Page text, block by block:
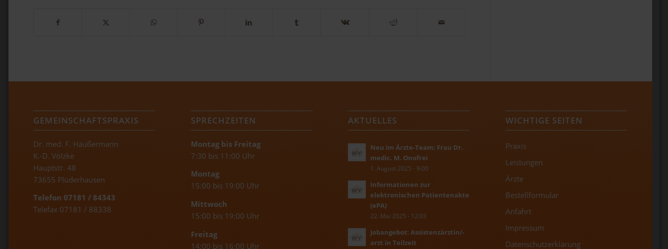
GEMEINSCHAFTSPRAXIS
Dr. med. F. Häußermann
K.-D. Völzke
Hauptstr. 48
73655 Plüderhausen
Telefon 07181 / 84343
Telefax 07181 / 88338
SPRECHZEITEN
Montag bis Freitag
7:30 bis 11:00 Uhr
Montag
15:00 bis 19:00 Uhr
Mittwoch
15:00 bis 19:00 Uhr
Freitag
14:00 bis 16:00 Uhr
AKTUELLES
Neu im Ärzte-Team: Frau Dr.
medic. M. Onofrei
1. August 2025 - 9:00
Informationen zur
elektronischen Patientenakte
(ePA)
22. Mai 2025 - 12:03
Jobangebot: Assistenzärztin/-
arzt in Teilzeit
WICHTIGE SEITEN
Praxis
Leistungen
Ärzte
Bestellformular
Anfahrt
Impressum
Datenschutzerklärung